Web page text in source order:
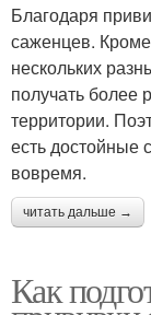
Благодаря
саженцев. Кроме
нескольких
получать более
территории.
есть достойные
вовремя.
читать дальше →
Как